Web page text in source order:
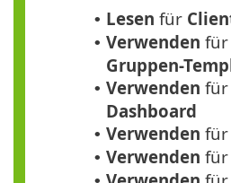
• Lesen für
• Verwenden für
Gruppen-
• Verwenden für
Dashboard
• Verwenden für
• Verwenden für